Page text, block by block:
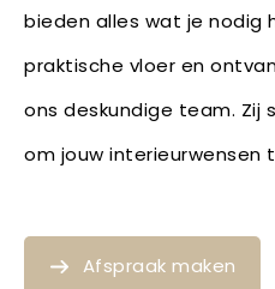
bieden alles wat je nodig
praktische vloer en
ons deskundige team. Zij
om jouw
Afspraak maken